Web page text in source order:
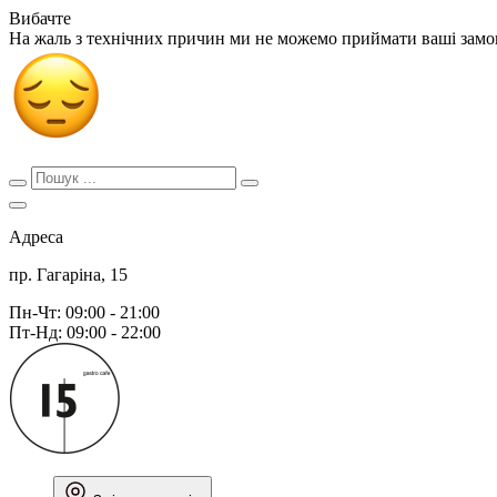
Вибачте
На жаль з технічних причин ми не можемо приймати ваші
Адреса
пр. Гагаріна, 15
Пн-Чт: 09:00 - 21:00
Пт-Нд: 09:00 - 22:00